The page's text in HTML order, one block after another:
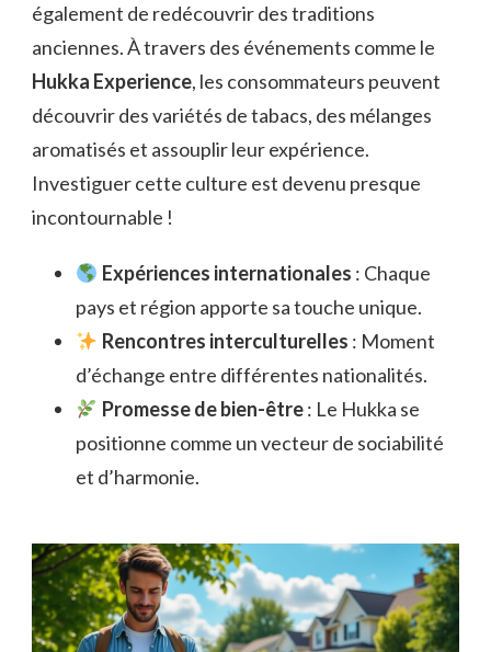
également de redécouvrir des traditions
anciennes. À travers des événements comme le
Hukka Experience, les consommateurs peuvent
découvrir des variétés de tabacs, des mélanges
aromatisés et assouplir leur expérience.
Investiguer cette culture est devenu presque
incontournable !
Expériences internationales : Chaque
pays et région apporte sa touche unique.
Rencontres interculturelles : Moment
d’échange entre différentes nationalités.
Promesse de bien-être: Le Hukka se
positionne comme un vecteur de sociabilité
et d’harmonie.